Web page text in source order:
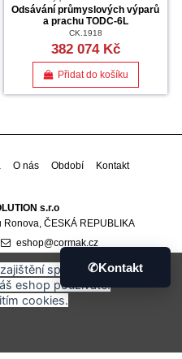
Odsávání průmyslových výparů
a prachu TODC-6L
CK.1918
382 074 Kč
Přidat do košíku
O nás Období Kontakt
s.r.o
ČESKÁ REPUBLIKA
eshop@cormak.cz
Development 🇷🇴
správného fungování
eshop používáte.
cookies.
✆Kontakt